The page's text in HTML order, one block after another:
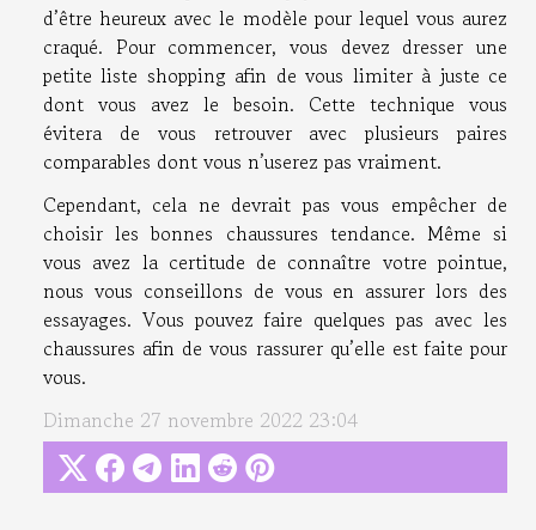
d’être heureux avec le modèle pour lequel vous aurez
craqué. Pour commencer, vous devez dresser une
petite liste shopping afin de vous limiter à juste ce
dont vous avez le besoin. Cette technique vous
évitera de vous retrouver avec plusieurs paires
comparables dont vous n’userez pas vraiment.
Cependant, cela ne devrait pas vous empêcher de
choisir les bonnes chaussures tendance. Même si
vous avez la certitude de connaître votre pointue,
nous vous conseillons de vous en assurer lors des
essayages. Vous pouvez faire quelques pas avec les
chaussures afin de vous rassurer qu’elle est faite pour
vous.
Dimanche 27 novembre 2022 23:04